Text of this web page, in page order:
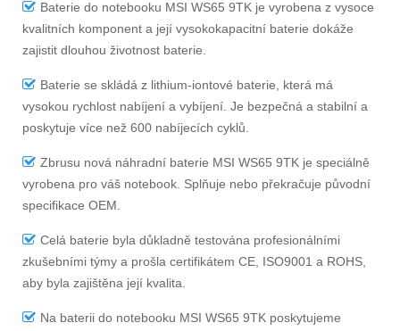
Baterie do notebooku MSI WS65 9TK je vyrobena z vysoce
kvalitních komponent a její vysokokapacitní baterie dokáže
zajistit dlouhou životnost baterie.
Baterie se skládá z lithium-iontové baterie, která má
vysokou rychlost nabíjení a vybíjení. Je bezpečná a stabilní a
poskytuje více než 600 nabíjecích cyklů.
Zbrusu nová náhradní baterie MSI WS65 9TK je speciálně
vyrobena pro váš notebook. Splňuje nebo překračuje původní
specifikace OEM.
Celá baterie byla důkladně testována profesionálními
zkušebními týmy a prošla certifikátem CE, ISO9001 a ROHS,
aby byla zajištěna její kvalita.
Na baterii do notebooku MSI WS65 9TK poskytujeme